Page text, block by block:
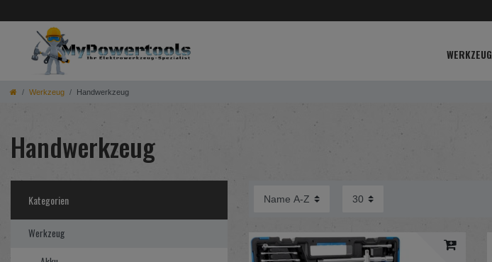
WERKZEUG
Werkzeug Handwerkzeug
Handwerkzeug
Kategorien
Werkzeug